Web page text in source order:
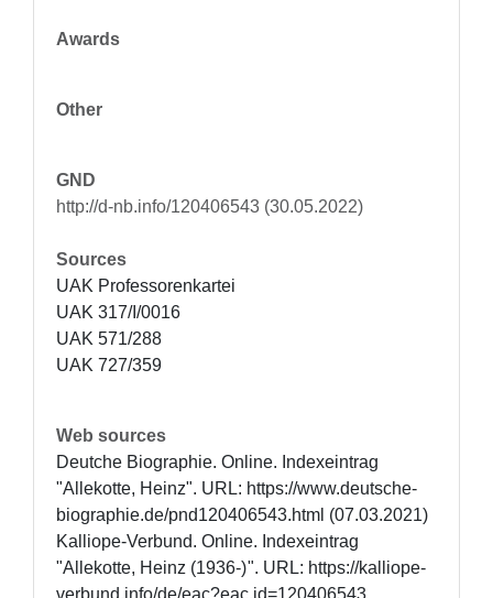
Awards
Other
GND
http://d-nb.info/120406543 (30.05.2022)
Sources
UAK Professorenkartei
UAK 317/I/0016
UAK 571/288
UAK 727/359
Web sources
Deutche Biographie. Online. Indexeintrag
"Allekotte, Heinz". URL: https://www.deutsche-
biographie.de/pnd120406543.html (07.03.2021)
Kalliope-Verbund. Online. Indexeintrag
"Allekotte, Heinz (1936-) ". URL: https://kalliope-
verbund.info/de/eac?eac.id=120406543